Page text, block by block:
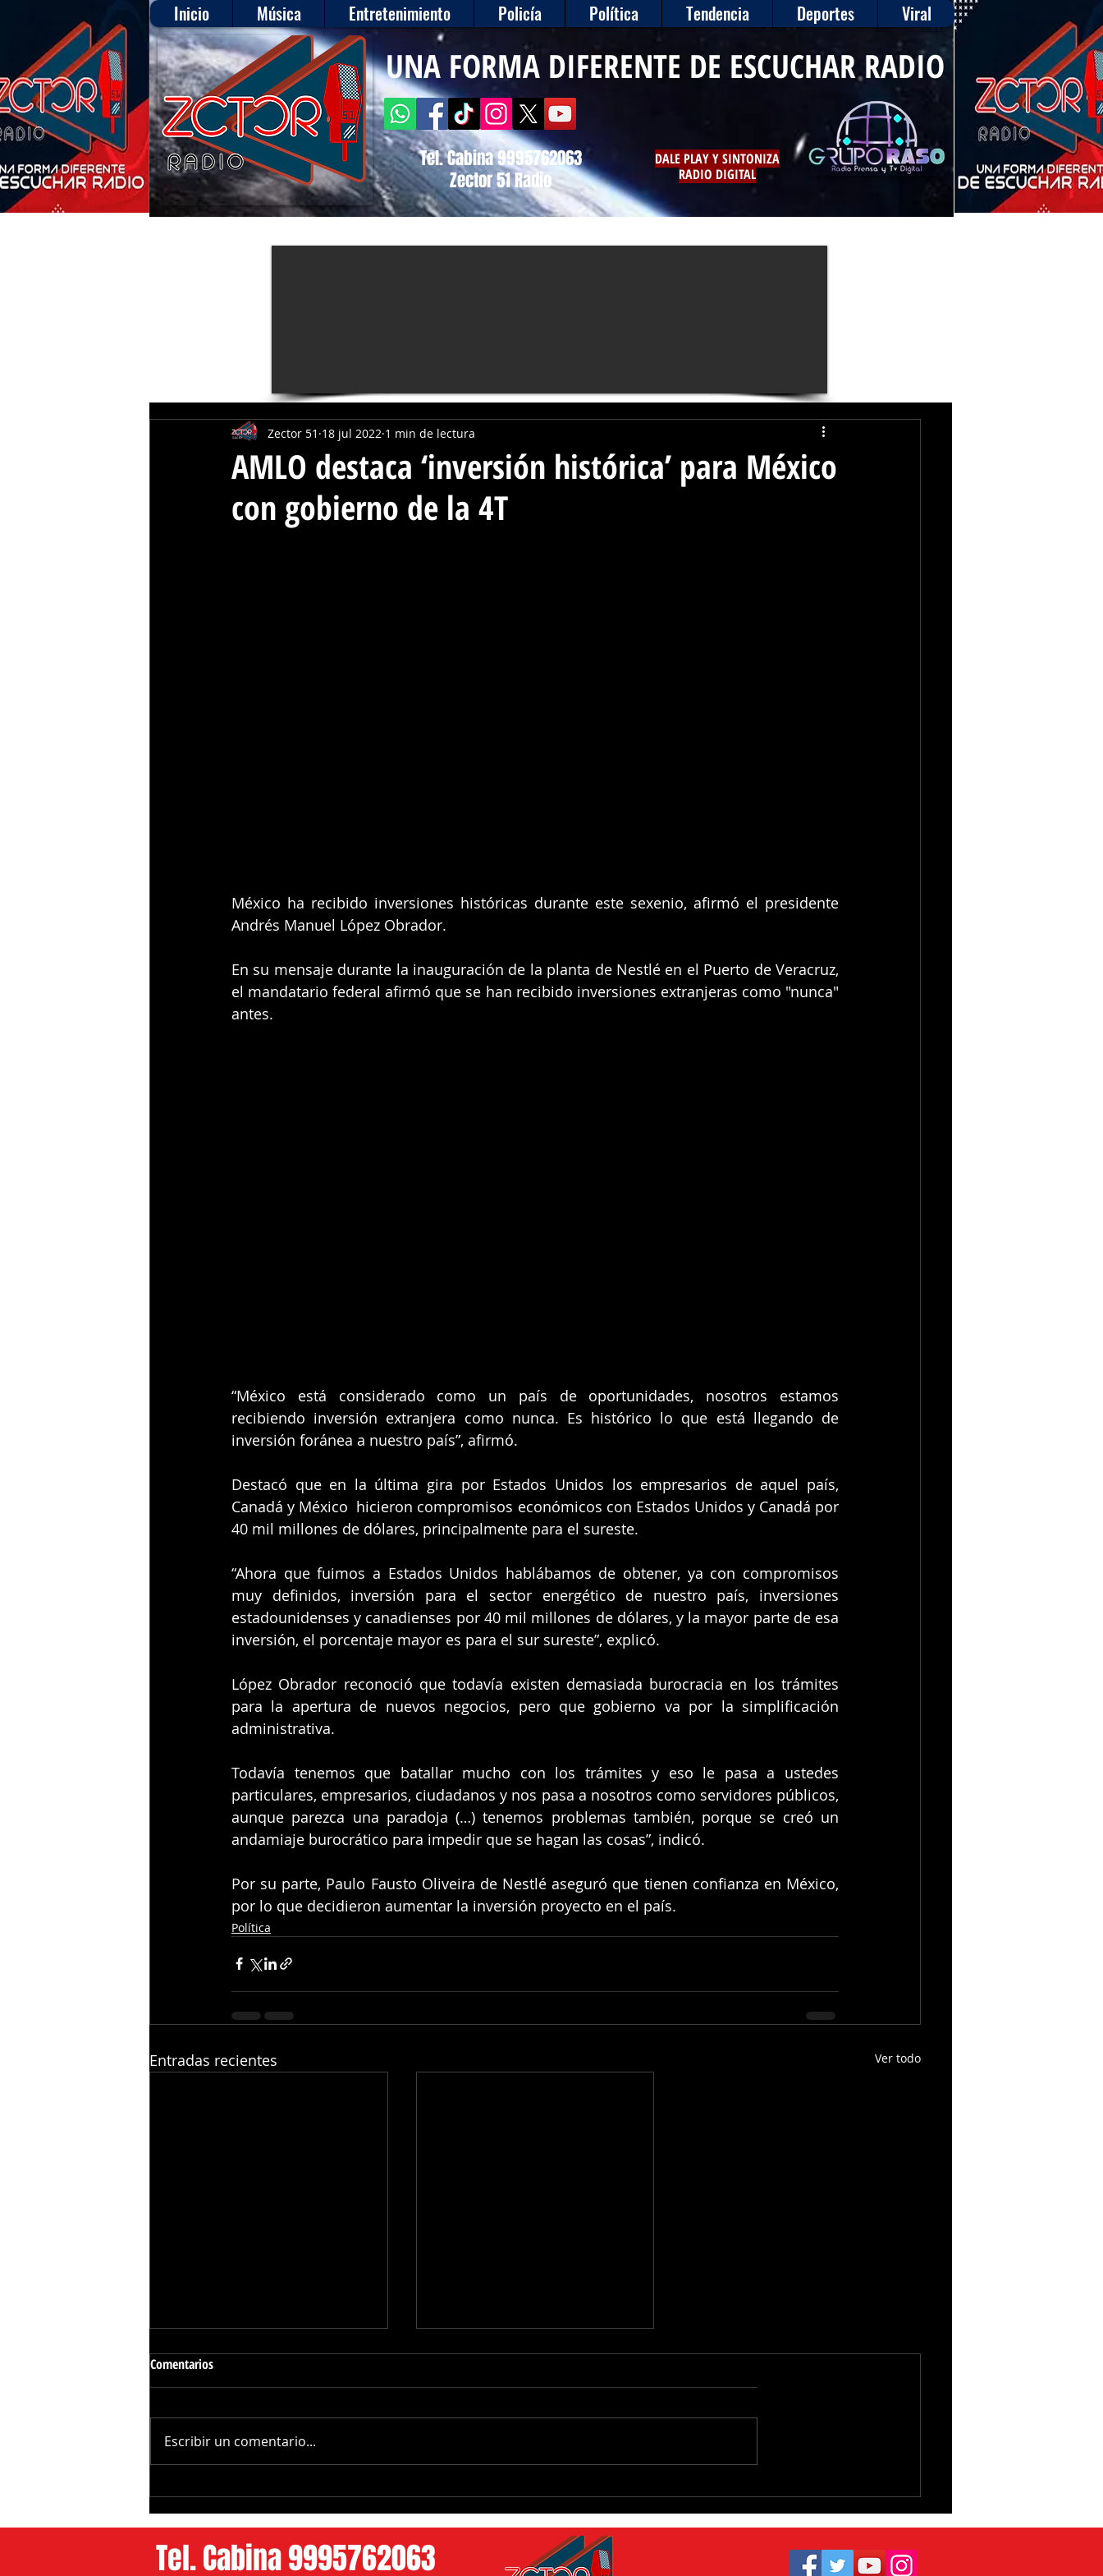
Inicio Música Entretenimiento Policía Política Tendencia Deportes Viral
Tel. Cabina 9995762063
Zector 51 Radio
DALE PLAY Y SINTONIZA
RADIO DIGITAL
UNA FORMA DIFERENTE DE ESCUCHAR RADIO
AMLO destaca ‘inversión histórica’ para México
con gobierno de la 4T
Zector 51 18 jul 2022 1 min de lectura
México ha recibido inversiones históricas durante este sexenio, afirmó el presidente
Andrés Manuel López Obrador.
En su mensaje durante la inauguración de la planta de Nestlé en el Puerto de Veracruz,
el mandatario federal afirmó que se han recibido inversiones extranjeras como "nunca"
antes.
“México está considerado como un país de oportunidades, nosotros estamos
recibiendo inversión extranjera como nunca. Es histórico lo que está llegando de
inversión foránea a nuestro país”, afirmó.
Destacó que en la última gira por Estados Unidos los empresarios de aquel país,
Canadá y México  hicieron compromisos económicos con Estados Unidos y Canadá por
40 mil millones de dólares, principalmente para el sureste.
“Ahora que fuimos a Estados Unidos hablábamos de obtener, ya con compromisos
muy definidos, inversión para el sector energético de nuestro país, inversiones
estadounidenses y canadienses por 40 mil millones de dólares, y la mayor parte de esa
inversión, el porcentaje mayor es para el sur sureste”, explicó.
López Obrador reconoció que todavía existen demasiada burocracia en los trámites
para la apertura de nuevos negocios, pero que gobierno va por la simplificación
administrativa.
Todavía tenemos que batallar mucho con los trámites y eso le pasa a ustedes
particulares, empresarios, ciudadanos y nos pasa a nosotros como servidores públicos,
aunque parezca una paradoja (…) tenemos problemas también, porque se creó un
andamiaje burocrático para impedir que se hagan las cosas”, indicó.
Por su parte, Paulo Fausto Oliveira de Nestlé aseguró que tienen confianza en México,
por lo que decidieron aumentar la inversión proyecto en el país.
Política
Entradas recientes Ver todo
Ofrecerán Traslados Gratuitos a
Pacientes del CREE
Agenda en Favor de los Pueblos
Mayas
Comentarios
Escribir un comentario...
Tel. Cabina 9995762063